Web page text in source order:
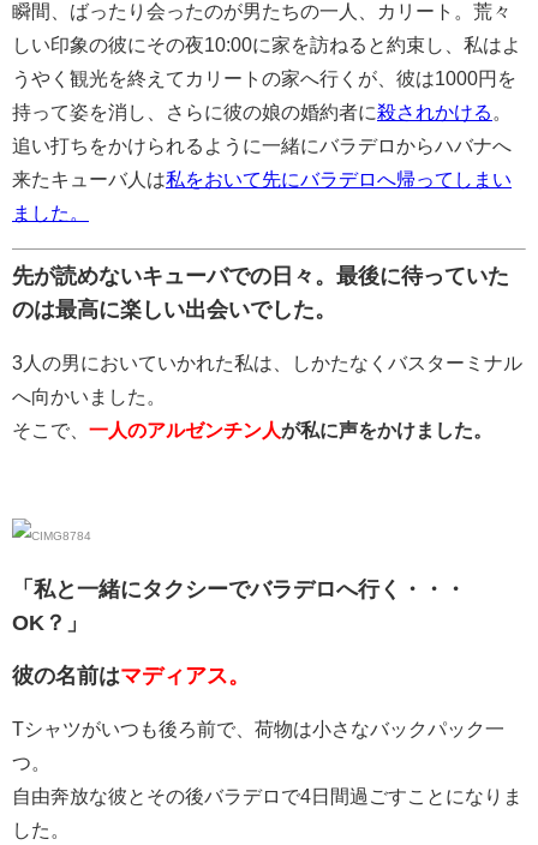
瞬間、ばったり会ったのが男たちの一人、カリート。荒々
しい印象の彼にその夜10:00に家を訪ねると約束し、私はよ
うやく観光を終えてカリートの家へ行くが、彼は1000円を
持って姿を消し、さらに彼の娘の婚約者に殺されかける 。
追い打ちをかけられるように一緒にバラデロからハバナへ
来たキューバ人は私をおいて先にバラデロへ帰ってしまい
ました。
先が読めないキューバでの日々。最後に待っていた
のは最高に楽しい出会いでした。
3人の男においていかれた私は、しかたなくバスターミナル
へ向かいました。
そこで、 一人のアルゼンチン人が私に声をかけました。
「私と一緒にタクシーでバラデロへ行く・・・
OK？」
彼の名前はマディアス。
Tシャツがいつも後ろ前で、荷物は小さなバックパック一
つ。
自由奔放な彼とその後バラデロで4日間過ごすことになりま
した。